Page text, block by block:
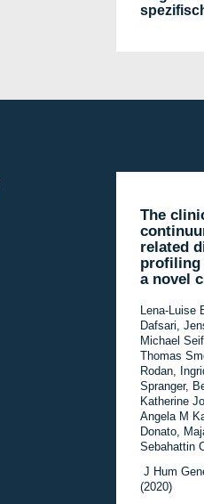
The
related
profiling
a novel
Lena-
Dafsari,
Michael
Thomas
Rodan,
Spranger,
Katherine
Angela M
Donato,
Sebahattin
J Hum
(2020)